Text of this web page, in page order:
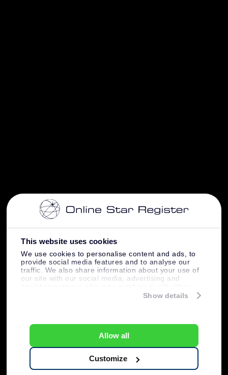
This website uses cookies
We use cookies to personalise content and ads, to
provide social media features and to analyse our
traffic. We also share information about your use of
our site with our social media, advertising and
information that you’ve provided to them or that
Show details
Allow all
Customize